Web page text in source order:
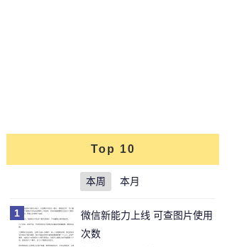
Top 10
本周 本月
1
微信新能力上线 可查图片使用
次数